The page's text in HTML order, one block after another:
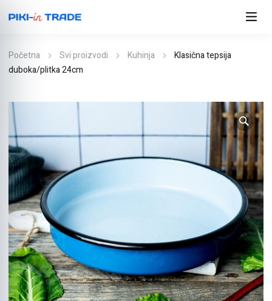
Početna Svi proizvodi Kuhinja
Klasična tepsija
duboka/plitka 24cm